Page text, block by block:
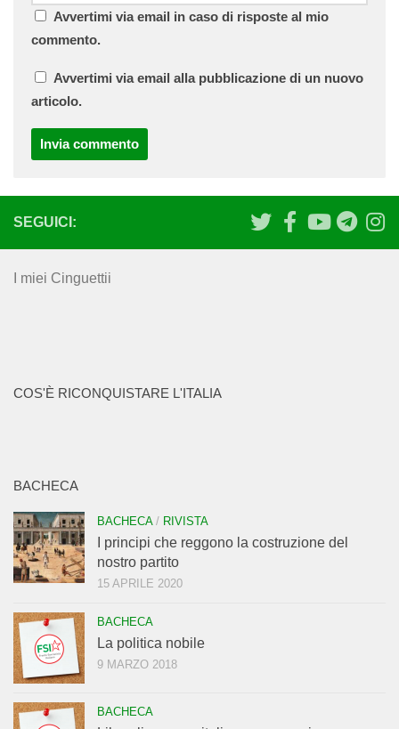
Avvertimi via email in caso di risposte al mio
commento.
Avvertimi via email alla pubblicazione di un nuovo
articolo.
SEGUICI:
I miei Cinguettii
COS'È RICONQUISTARE L'ITALIA
BACHECA
BACHECA/ RIVISTA
I principi che reggono la costruzione del
nostro partito
15 APRILE 2020
BACHECA
La politica nobile
9 MARZO 2018
BACHECA